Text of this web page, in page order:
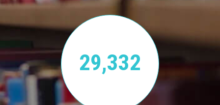
29,332